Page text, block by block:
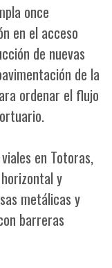
once
en el acceso
de nuevas
de la
ordenar el flujo
en Totoras,
y
metálicas y
barreras